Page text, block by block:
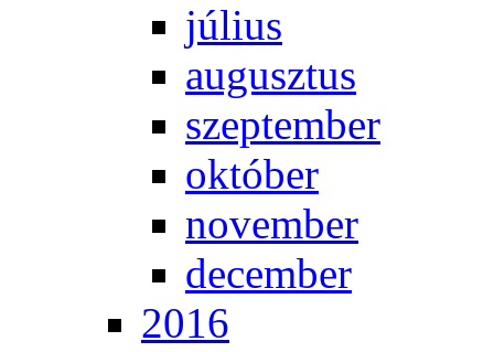
jú­li­us
au­gusz­tus
szep­tem­ber
ok­tó­ber
no­vem­ber
de­cem­ber
2016